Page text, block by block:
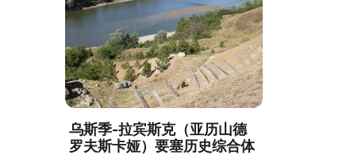
乌斯季-拉宾斯克（亚历山德
罗夫斯卡娅）要塞历史综合体